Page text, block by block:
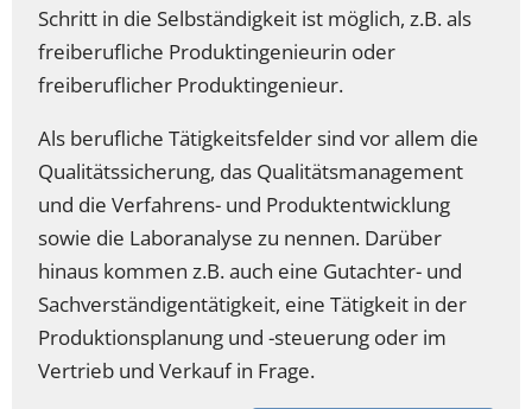
Schritt in die Selbständigkeit ist möglich, z.B. als
freiberufliche Produktingenieurin oder
freiberuflicher Produktingenieur.
Als berufliche Tätigkeitsfelder sind vor allem die
Qualitätssicherung, das Qualitätsmanagement
und die Verfahrens- und Produktentwicklung
sowie die Laboranalyse zu nennen. Darüber
hinaus kommen z.B. auch eine Gutachter- und
Sachverständigentätigkeit, eine Tätigkeit in der
Produktionsplanung und -steuerung oder im
Vertrieb und Verkauf in Frage.